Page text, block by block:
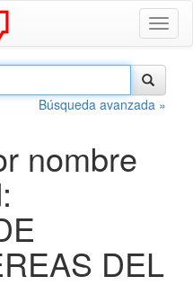
Búsqueda avanzada »
nombre
DEL